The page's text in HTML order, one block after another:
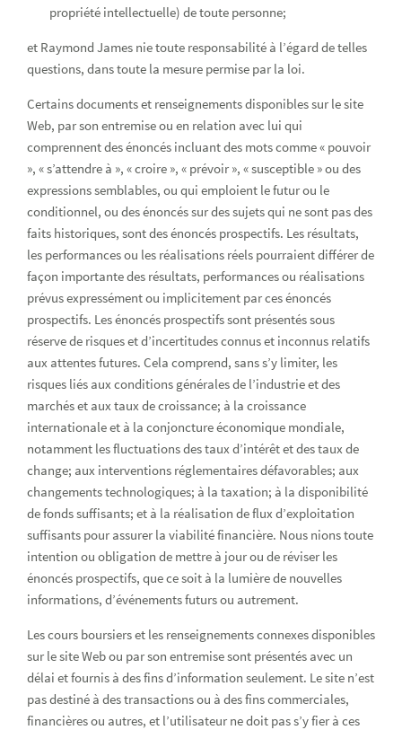
propriété intellectuelle) de toute personne;
et Raymond James nie toute responsabilité à l’égard de telles
questions, dans toute la mesure permise par la loi.
Certains documents et renseignements disponibles sur le site
Web, par son entremise ou en relation avec lui qui
comprennent des énoncés incluant des mots comme « pouvoir
», « s’attendre à », « croire », « prévoir », « susceptible » ou des
expressions semblables, ou qui emploient le futur ou le
conditionnel, ou des énoncés sur des sujets qui ne sont pas des
faits historiques, sont des énoncés prospectifs. Les résultats,
les performances ou les réalisations réels pourraient différer de
façon importante des résultats, performances ou réalisations
prévus expressément ou implicitement par ces énoncés
prospectifs. Les énoncés prospectifs sont présentés sous
réserve de risques et d’incertitudes connus et inconnus relatifs
aux attentes futures. Cela comprend, sans s’y limiter, les
risques liés aux conditions générales de l’industrie et des
marchés et aux taux de croissance; à la croissance
internationale et à la conjoncture économique mondiale,
notamment les fluctuations des taux d’intérêt et des taux de
change; aux interventions réglementaires défavorables; aux
changements technologiques; à la taxation; à la disponibilité
de fonds suffisants; et à la réalisation de flux d’exploitation
suffisants pour assurer la viabilité financière. Nous nions toute
intention ou obligation de mettre à jour ou de réviser les
énoncés prospectifs, que ce soit à la lumière de nouvelles
informations, d’événements futurs ou autrement.
Les cours boursiers et les renseignements connexes disponibles
sur le site Web ou par son entremise sont présentés avec un
délai et fournis à des fins d’information seulement. Le site n’est
pas destiné à des transactions ou à des fins commerciales,
financières ou autres, et l’utilisateur ne doit pas s’y fier à ces